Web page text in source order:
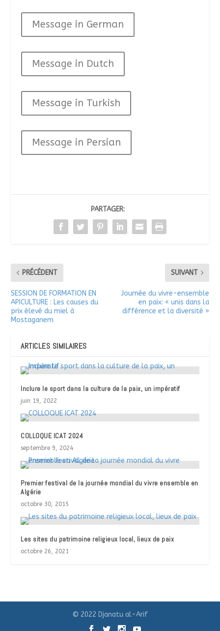
Message in German
Message in Dutch
Message in Turkish
Message in Persian
PARTAGER:
PRÉCÉDENT
SESSION DE FORMATION EN
APICULTURE : Les causes du
prix élevé du miel à
Mostaganem
SUIVANT
Journée du vivre-ensemble
en paix: « unis dans la
différence et la diversité »
ARTICLES SIMILAIRES
Inclure le sport dans la culture de la paix, un impératif
juin 19, 2022
COLLOQUE ICAT 2024
septembre 9, 2024
Premier festival de la journée mondial du vivre ensemble en
Algérie
octobre 30, 2015
Les sites du patrimoine religieux local, lieux de paix
octobre 26, 2021
© 2022 Djanatu al-Arif